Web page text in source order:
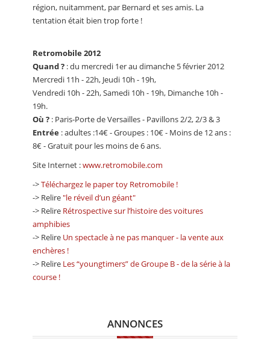
région, nuitamment, par Bernard et ses amis. La
tentation était bien trop forte !
Retromobile 2012
Quand ? : du mercredi 1er au dimanche 5 février 2012
Mercredi 11h - 22h, Jeudi 10h - 19h,
Vendredi 10h - 22h, Samedi 10h - 19h, Dimanche 10h -
19h.
Où ? : Paris-Porte de Versailles - Pavillons 2/2, 2/3 & 3
Entrée : adultes :14€ - Groupes : 10€ - Moins de 12 ans :
8€ - Gratuit pour les moins de 6 ans.
Site Internet :www.retromobile.com
->Téléchargez le paper toy Retromobile !
-> Relire"le réveil d’un géant"
-> Relire Rétrospective sur l’histoire des voitures
amphibies
-> Relire Un spectacle à ne pas manquer - la vente aux
enchères !
-> Relire Les “youngtimers” de Groupe B - de la série à la
course !
ANNONCES